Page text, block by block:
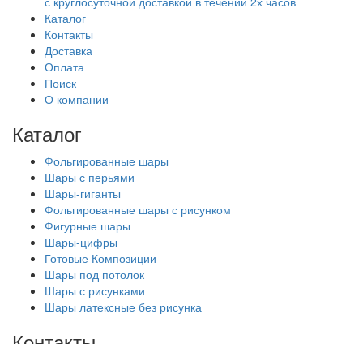
Каталог
Контакты
Доставка
Оплата
Поиск
О компании
Каталог
Фольгированные шары
Шары с перьями
Шары-гиганты
Фольгированные шары с рисунком
Фигурные шары
Шары-цифры
Готовые Композиции
Шары под потолок
Шары с рисунками
Шары латексные без рисунка